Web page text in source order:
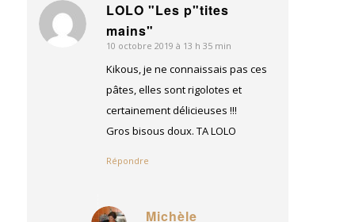
LOLO "Les p"tites
mains"
dit
10 octobre 2019 à 13 h 35 min
Kikous, je ne connaissais pas ces
pâtes, elles sont rigolotes et
certainement délicieuses !!!
Gros bisous doux. TA LOLO
Répondre
Michèle